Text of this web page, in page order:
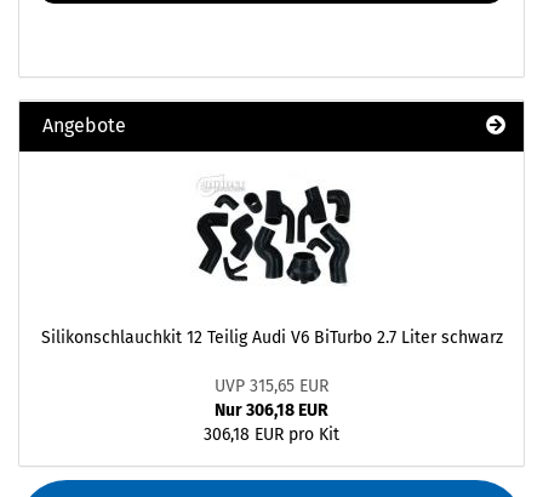
Angebote
Silikonschlauchkit 12 Teilig Audi V6 BiTurbo 2.7 Liter schwarz
UVP 315,65 EUR
Nur 306,18 EUR
306,18 EUR pro Kit